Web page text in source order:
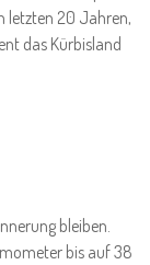
letzten 20 Jahren,
das Kürbisland
bleiben.
bis auf 38